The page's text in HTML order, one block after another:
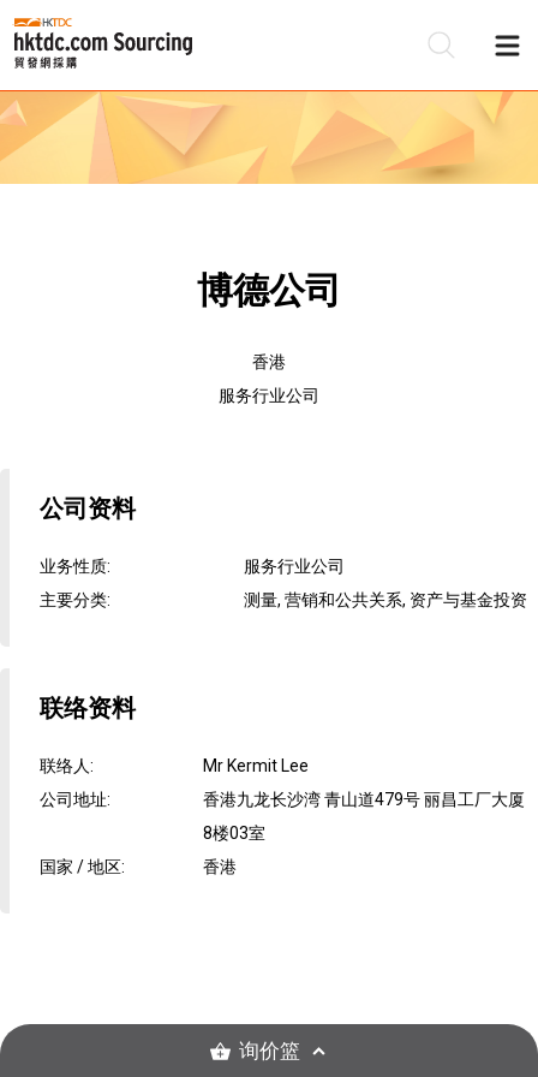
博德公司
香港
服务行业公司
公司资料
业务性质:
服务行业公司
主要分类: 测量, 营销和公共关系, 资产与基金投资
联络资料
联络人:
Mr Kermit Lee
公司地址:
香港九龙长沙湾 青山道479号 丽昌工厂大厦
8楼03室
国家 / 地区: 香港
询价篮